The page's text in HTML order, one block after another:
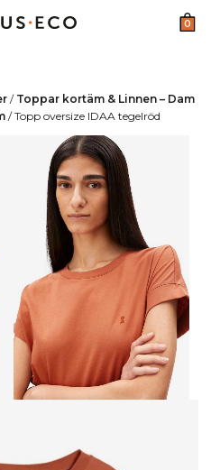
0
/ Toppar kortäm & Linnen – Dam
/Topp oversize IDAA tegelröd